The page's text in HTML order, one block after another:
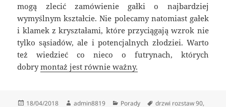
mogą zlecić zamówienie gałki o najbardziej
wymyślnym kształcie. Nie polecamy natomiast gałek
i klamek z kryształami, które przyciągają wzrok nie
tylko sąsiadów, ale i potencjalnych złodziei. Warto
też wiedzieć co nieco o futrynach, których
dobrymontaż jest równie ważny.
Data
18/04/2018 Autor
admin8819 Kategorie
Porady Tagi
drzwi rozstaw 90,